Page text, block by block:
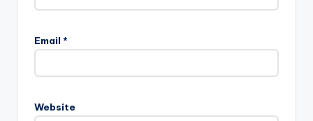
Email *
Website